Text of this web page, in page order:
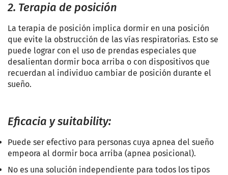
2. Terapia de posición
La terapia de posición implica dormir en una posición
que evite la obstrucción de las vías respiratorias. Esto se
puede lograr con el uso de prendas especiales que
desalientan dormir boca arriba o con dispositivos que
recuerdan al individuo cambiar de posición durante el
sueño.
Eficacia y suitability:
Puede ser efectivo para personas cuya apnea del sueño
empeora al dormir boca arriba (apnea posicional).
No es una solución independiente para todos los tipos